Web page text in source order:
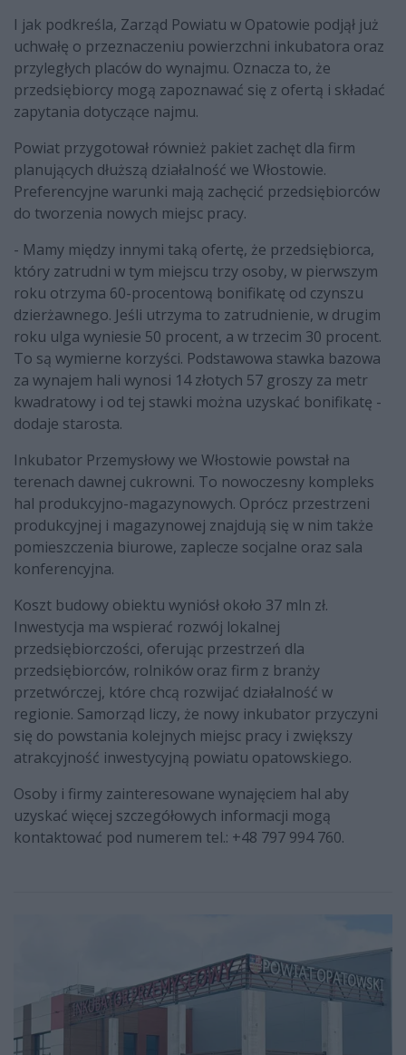
I jak podkreśla, Zarząd Powiatu w Opatowie podjął już
uchwałę o przeznaczeniu powierzchni inkubatora oraz
przyległych placów do wynajmu. Oznacza to, że
przedsiębiorcy mogą zapoznawać się z ofertą i składać
zapytania dotyczące najmu.
Powiat przygotował również pakiet zachęt dla firm
planujących dłuższą działalność we Włostowie.
Preferencyjne warunki mają zachęcić przedsiębiorców
do tworzenia nowych miejsc pracy.
- Mamy między innymi taką ofertę, że przedsiębiorca,
który zatrudni w tym miejscu trzy osoby, w pierwszym
roku otrzyma 60-procentową bonifikatę od czynszu
dzierżawnego. Jeśli utrzyma to zatrudnienie, w drugim
roku ulga wyniesie 50 procent, a w trzecim 30 procent.
To są wymierne korzyści. Podstawowa stawka bazowa
za wynajem hali wynosi 14 złotych 57 groszy za metr
kwadratowy i od tej stawki można uzyskać bonifikatę -
dodaje starosta.
Inkubator Przemysłowy we Włostowie powstał na
terenach dawnej cukrowni. To nowoczesny kompleks
hal produkcyjno-magazynowych. Oprócz przestrzeni
produkcyjnej i magazynowej znajdują się w nim także
pomieszczenia biurowe, zaplecze socjalne oraz sala
konferencyjna.
Koszt budowy obiektu wyniósł około 37 mln zł.
Inwestycja ma wspierać rozwój lokalnej
przedsiębiorczości, oferując przestrzeń dla
przedsiębiorców, rolników oraz firm z branży
przetwórczej, które chcą rozwijać działalność w
regionie. Samorząd liczy, że nowy inkubator przyczyni
się do powstania kolejnych miejsc pracy i zwiększy
atrakcyjność inwestycyjną powiatu opatowskiego.
Osoby i firmy zainteresowane wynajęciem hal aby
uzyskać więcej szczegółowych informacji mogą
kontaktować pod numerem tel.: +48 797 994 760.